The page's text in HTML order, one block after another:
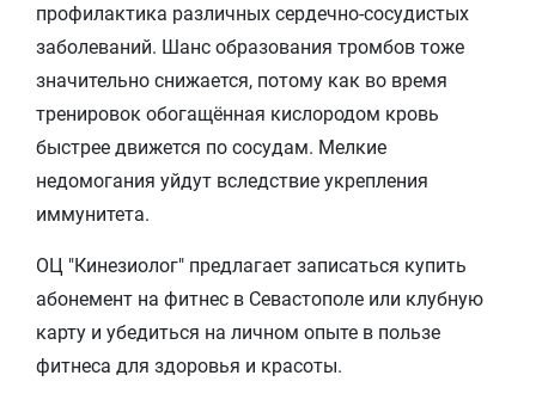
профилактика различных сердечно-сосудистых
заболеваний. Шанс образования тромбов тоже
значительно снижается, потому как во время
тренировок обогащённая кислородом кровь
быстрее движется по сосудам. Мелкие
недомогания уйдут вследствие укрепления
иммунитета.
ОЦ "Кинезиолог" предлагает записаться купить
абонемент на фитнес в Севастополе или клубную
карту и убедиться на личном опыте в пользе
фитнеса для здоровья и красоты.